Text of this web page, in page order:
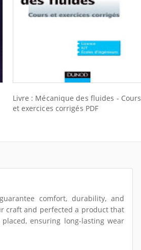
Livre : Mécanique des fluides - Cours
et exercices corrigés PDF
comfort, durability, and
craft and perfected a product that
ensuring long-lasting wear